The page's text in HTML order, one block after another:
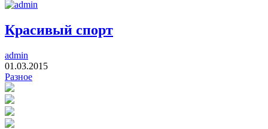
Красивый спорт
admin
01.03.2015
Разное